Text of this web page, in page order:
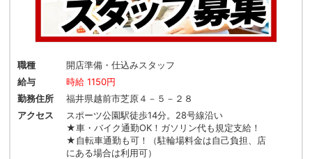
職種
開店準備・仕込みスタッフ
給与
時給 1150円
勤務住所
福井県越前市芝原４－５－２８
アクセス
スポーツ公園駅徒歩14分。28号線沿い
★車・バイク通勤OK！ガソリン代も規定支給！
★自転車通勤も可！（駐輪場料金は自己負担、店
にある場合は利用可）